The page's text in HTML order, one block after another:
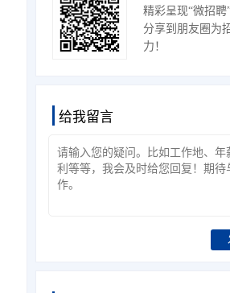
精彩呈现“微招聘
分享到朋友圈为
力！
给我留言